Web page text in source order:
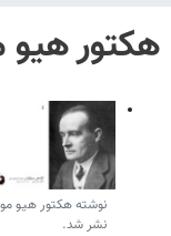
هکتور هیو
نوشته هکتور هیو
نشر شد.